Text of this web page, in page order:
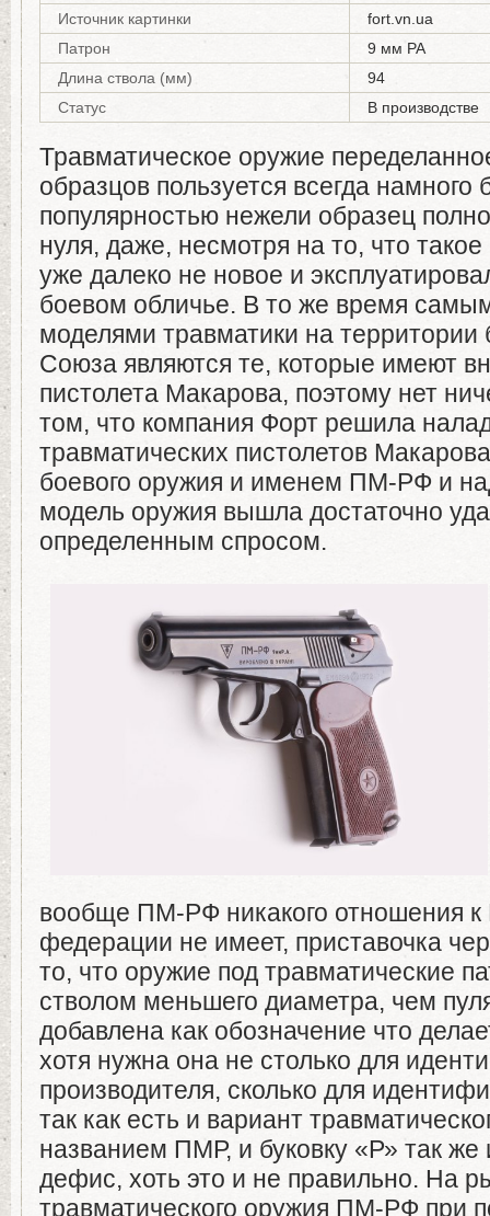
Источник картинки
fort.vn.ua
Патрон
9 мм РА
Длина ствола (мм)
94
Статус
В производстве
Травматическое оружие
образцов пользуется всегда намного
популярностью нежели образец
нуля, даже, несмотря на то, что
уже далеко не новое и
боевом обличье. В то же время
моделями травматики на территории
Союза являются те, которые имеют
пистолета Макарова, поэтому нет
том, что компания Форт решила
травматических пистолетов
боевого оружия и именем ПМ-РФ и
модель оружия вышла достаточно
определенным спросом.
вообще ПМ-РФ никакого отношения к
федерации не имеет, приставочка
то, что оружие под травматические
стволом меньшего диаметра, чем
добавлена как обозначение что
хотя нужна она не столько для
производителя, сколько для
так как есть и вариант
названием ПМР, и буковку «Р» так же
дефис, хоть это и не правильно. На
травматического оружия ПМ-РФ при